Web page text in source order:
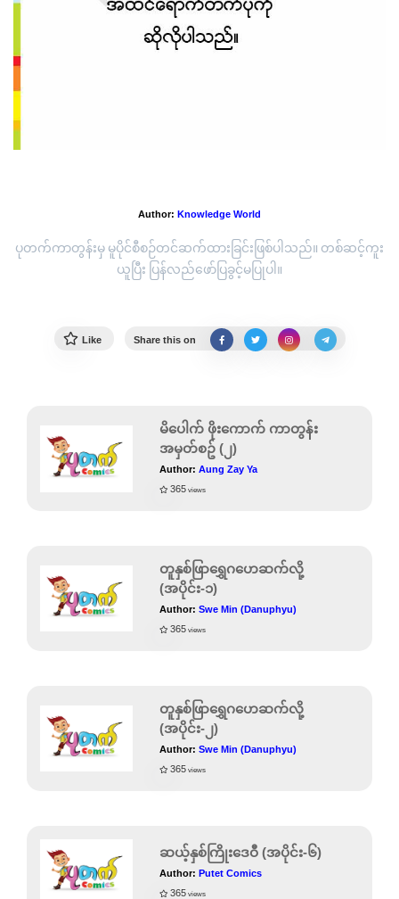
Author: Knowledge World
ပုတက်ကာတွန်းမှ မူပိုင်စီစဉ်တင်ဆက်ထားခြင်းဖြစ်ပါသည်။ တစ်ဆင့်ကူး
ယူပြီး ပြန်လည်ဖော်ပြခွင့်မပြုပါ။
Like Share this on
မိပေါက် ဖိုးကောက် ကာတွန်း
အမှတ်စဥ် (၂)
Author: Aung Zay Ya
365 views
တူနှစ်ဖြာရွှေဂဟေဆက်လို့
(အပိုင်း-၁)
Author: Swe Min (Danuphyu)
365 views
တူနှစ်ဖြာရွှေဂဟေဆက်လို့
(အပိုင်း-၂)
Author: Swe Min (Danuphyu)
365 views
ဆယ့်နှစ်ကြိုးဒေဝီ (အပိုင်း-၆)
Author: Putet Comics
365 views